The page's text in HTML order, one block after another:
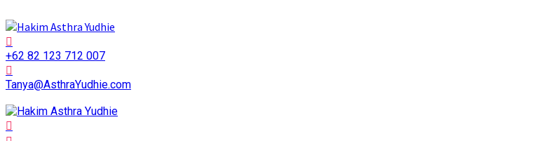
+62 82 123 712 007
Tanya@AsthraYudhie.com